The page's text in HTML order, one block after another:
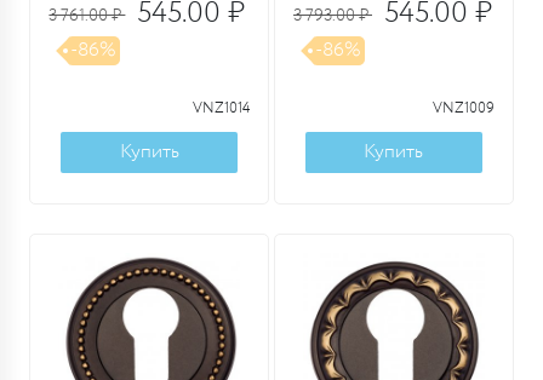
3 761.00 ₽ 545.00 ₽
-86%
VNZ1014
Купить
3 793.00 ₽ 545.00 ₽
-86%
VNZ1009
Купить